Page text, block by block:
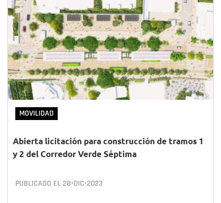
MOVILIDAD
Abierta licitación para construcción de tramos 1
y 2 del Corredor Verde Séptima
PUBLICADO EL 28•DIC•2023